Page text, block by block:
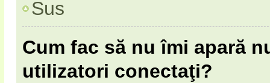
Sus
Cum fac să nu îmi apară
utilizatori conectaţi?